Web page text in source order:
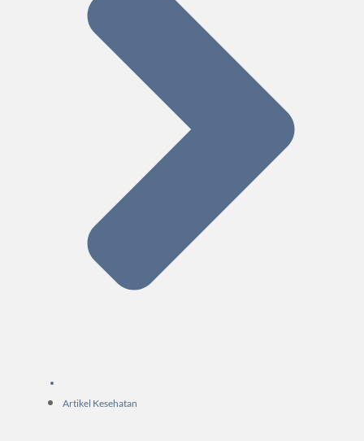
Artikel Kesehatan